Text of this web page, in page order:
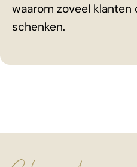
waarom zoveel
schenken.